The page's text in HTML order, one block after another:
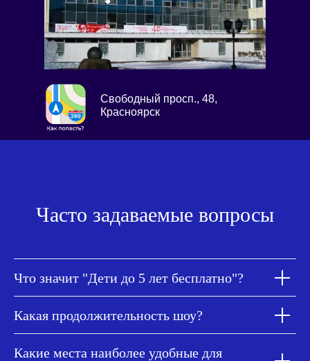
Свободный просп., 48,
Красноярск
Часто задаваемые вопросы
Что значит "Дети до 5 лет бесплатно"?
Какая продолжительность шоу?
Какие места наиболее удобные для